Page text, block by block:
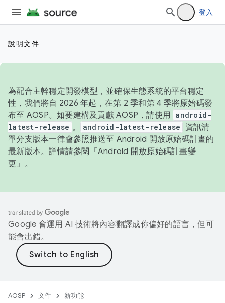
登入
說明文件
為配合主幹穩定開發模型，並確保生態系統的平台穩定
性，我們將自 2026 年起，在第 2 季和第 4 季將原始碼發
布至 AOSP。如要建構及貢獻 AOSP，請使用 android-
latest-release 。 android-latest-release
資訊清
單分支版本一律會參照推送至 Android 開放原始碼計畫的
最新版本。詳情請參閱「 Android 開放原始碼計畫變
更 」。
Google 會運用 AI 技術將內容翻譯成你偏好的語言，但可
能會出錯。
AOSP 文件 新功能